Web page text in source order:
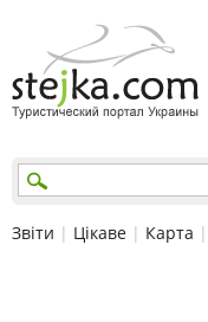
Звіти | Цікаве | Карта |